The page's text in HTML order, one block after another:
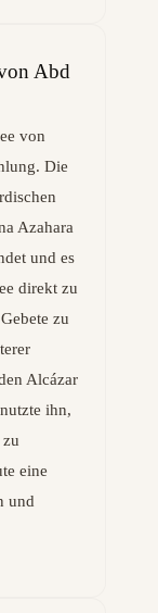
Abd
von
Die
Azahara
und es
direkt zu
zu
Alcázar
ihn,
eine
und